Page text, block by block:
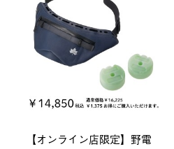
【オンライン店限定】野電